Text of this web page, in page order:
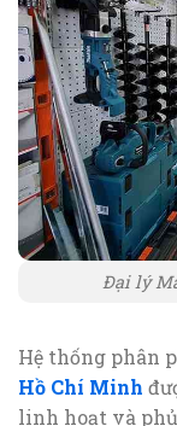
Đại lý
Hệ thống phân
Hồ Chí Minh
linh hoạt và